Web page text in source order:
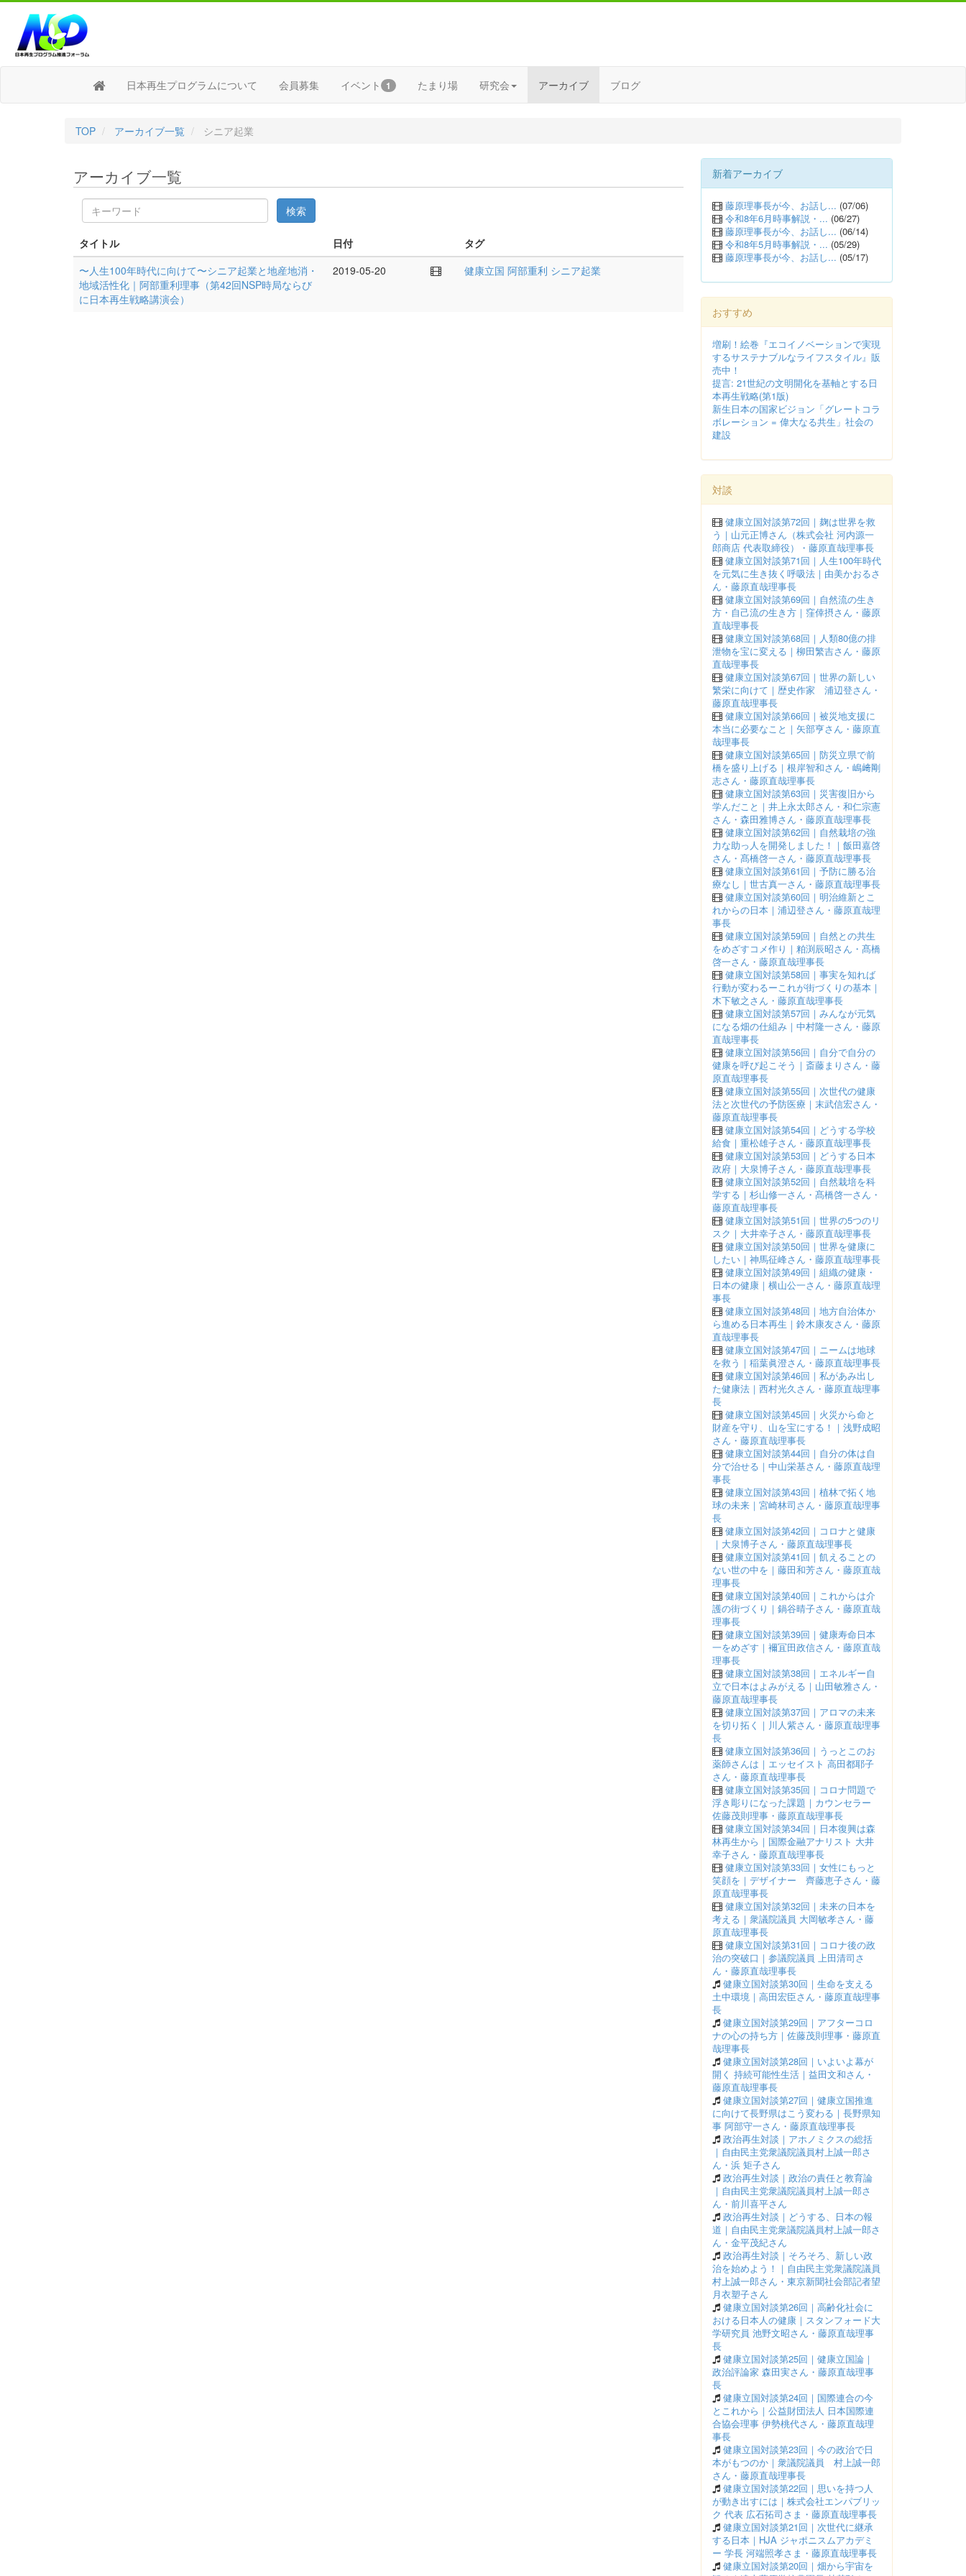
日本再生プログラムについて 会員募集 イベント 1 たまり場 研究会 アーカイブ ブログ
TOP アーカイブ一覧 シニア起業
アーカイブ一覧
キ
ー
ー
検索
タイトル 日付
タグ
〜人生100年時代に向けて〜シニア起業と地産地消・
地域活性化｜阿部重利理事（第42回NSP時局ならび
に日本再生戦略講演会）
2019-05-20 健康立国 阿部重利 シニア起業
新着アーカイブ
藤原理事長が今、お話し... (07/06)
令和8年6月時事解説・... (06/27)
藤原理事長が今、お話し... (06/14)
令和8年5月時事解説・... (05/29)
藤原理事長が今、お話し... (05/17)
おすすめ
増刷！絵巻『エコイノベーションで実現
するサステナブルなライフスタイル』販
売中！
提言: 21世紀の文明開化を基軸とする日
本再生戦略(第1版)
新生日本の国家ビジョン「グレートコラ
ボレーション = 偉大なる共生」社会の
建設
対談
健康立国対談第72回｜麹は世界を救
う｜山元正博さん（株式会社 河内源一
郎商店 代表取締役）・藤原直哉理事長
健康立国対談第71回｜人生100年時代
を元気に生き抜く呼吸法｜由美かおるさ
ん・藤原直哉理事長
健康立国対談第69回｜自然流の生き
方・自己流の生き方｜窪倖摂さん・藤原
直哉理事長
健康立国対談第68回｜人類80億の排
泄物を宝に変える｜柳田繁吉さん・藤原
直哉理事長
健康立国対談第67回｜世界の新しい
繁栄に向けて｜歴史作家 浦辺登さん・
藤原直哉理事長
健康立国対談第66回｜被災地支援に
本当に必要なこと｜矢部亨さん・藤原直
哉理事長
健康立国対談第65回｜防災立県で前
橋を盛り上げる｜根岸智和さん・嶋﨑剛
志さん・藤原直哉理事長
健康立国対談第63回｜災害復旧から
学んだこと｜井上永太郎さん・和仁宗憲
さん・森田雅博さん・藤原直哉理事長
健康立国対談第62回｜自然栽培の強
力な助っ人を開発しました！｜飯田嘉啓
さん・髙橋啓一さん・藤原直哉理事長
健康立国対談第61回｜予防に勝る治
療なし｜世古真一さん・藤原直哉理事長
健康立国対談第60回｜明治維新とこ
れからの日本｜浦辺登さん・藤原直哉理
事長
健康立国対談第59回｜自然との共生
をめざすコメ作り｜粕渕辰昭さん・髙橋
啓一さん・藤原直哉理事長
健康立国対談第58回｜事実を知れば
行動が変わるーこれが街づくりの基本｜
木下敏之さん・藤原直哉理事長
健康立国対談第57回｜みんなが元気
になる畑の仕組み｜中村隆一さん・藤原
直哉理事長
健康立国対談第56回｜自分で自分の
健康を呼び起こそう｜斎藤まりさん・藤
原直哉理事長
健康立国対談第55回｜次世代の健康
法と次世代の予防医療｜末武信宏さん・
藤原直哉理事長
健康立国対談第54回｜どうする学校
給食｜重松雄子さん・藤原直哉理事長
健康立国対談第53回｜どうする日本
政府｜大泉博子さん・藤原直哉理事長
健康立国対談第52回｜自然栽培を科
学する｜杉山修一さん・髙橋啓一さん・
藤原直哉理事長
健康立国対談第51回｜世界の5つのリ
スク｜大井幸子さん・藤原直哉理事長
健康立国対談第50回｜世界を健康に
したい｜神馬征峰さん・藤原直哉理事長
健康立国対談第49回｜組織の健康・
日本の健康｜横山公一さん・藤原直哉理
事長
健康立国対談第48回｜地方自治体か
ら進める日本再生｜鈴木康友さん・藤原
直哉理事長
健康立国対談第47回｜ニームは地球
を救う｜稲葉眞澄さん・藤原直哉理事長
健康立国対談第46回｜私があみ出し
た健康法｜西村光久さん・藤原直哉理事
長
健康立国対談第45回｜火災から命と
財産を守り、山を宝にする！｜浅野成昭
さん・藤原直哉理事長
健康立国対談第44回｜自分の体は自
分で治せる｜中山栄基さん・藤原直哉理
事長
健康立国対談第43回｜植林で拓く地
球の未来｜宮崎林司さん・藤原直哉理事
長
健康立国対談第42回｜コロナと健康
｜大泉博子さん・藤原直哉理事長
健康立国対談第41回｜飢えることの
ない世の中を｜藤田和芳さん・藤原直哉
理事長
健康立国対談第40回｜これからは介
護の街づくり｜鍋谷晴子さん・藤原直哉
理事長
健康立国対談第39回｜健康寿命日本
一をめざす｜襧冝田政信さん・藤原直哉
理事長
健康立国対談第38回｜エネルギー自
立で日本はよみがえる｜山田敏雅さん・
藤原直哉理事長
健康立国対談第37回｜アロマの未来
を切り拓く｜川人紫さん・藤原直哉理事
長
健康立国対談第36回｜うっとこのお
薬師さんは｜エッセイスト 高田都耶子
さん・藤原直哉理事長
健康立国対談第35回｜コロナ問題で
浮き彫りになった課題｜カウンセラー
佐藤茂則理事・藤原直哉理事長
健康立国対談第34回｜日本復興は森
林再生から｜国際金融アナリスト 大井
幸子さん・藤原直哉理事長
健康立国対談第33回｜女性にもっと
笑顔を｜デザイナー 齊藤恵子さん・藤
原直哉理事長
健康立国対談第32回｜未来の日本を
考える｜衆議院議員 大岡敏孝さん・藤
原直哉理事長
健康立国対談第31回｜コロナ後の政
治の突破口｜参議院議員 上田清司さ
ん・藤原直哉理事長
健康立国対談第30回｜生命を支える
土中環境｜高田宏臣さん・藤原直哉理事
長
健康立国対談第29回｜アフターコロ
ナの心の持ち方｜佐藤茂則理事・藤原直
哉理事長
健康立国対談第28回｜いよいよ幕が
開く 持続可能性生活｜益田文和さん・
藤原直哉理事長
健康立国対談第27回｜健康立国推進
に向けて長野県はこう変わる｜長野県知
事 阿部守一さん・藤原直哉理事長
政治再生対談｜アホノミクスの総括
｜自由民主党衆議院議員村上誠一郎さ
ん・浜 矩子さん
政治再生対談｜政治の責任と教育論
｜自由民主党衆議院議員村上誠一郎さ
ん・前川喜平さん
政治再生対談｜どうする、日本の報
道｜自由民主党衆議院議員村上誠一郎さ
ん・金平茂紀さん
政治再生対談｜そろそろ、新しい政
治を始めよう！｜自由民主党衆議院議員
村上誠一郎さん・東京新聞社会部記者望
月衣塑子さん
健康立国対談第26回｜高齢化社会に
おける日本人の健康｜スタンフォード大
学研究員 池野文昭さん・藤原直哉理事
長
健康立国対談第25回｜健康立国論｜
政治評論家 森田実さん・藤原直哉理事
長
健康立国対談第24回｜国際連合の今
とこれから｜公益財団法人 日本国際連
合協会理事 伊勢桃代さん・藤原直哉理
事長
健康立国対談第23回｜今の政治で日
本がもつのか｜衆議院議員 村上誠一郎
さん・藤原直哉理事長
健康立国対談第22回｜思いを持つ人
が動き出すには｜株式会社エンパブリッ
ク 代表 広石拓司さま・藤原直哉理事長
健康立国対談第21回｜次世代に継承
する日本｜HJA ジャポニスムアカデミ
ー 学長 河端照孝さま・藤原直哉理事長
健康立国対談第20回｜畑から宇宙を